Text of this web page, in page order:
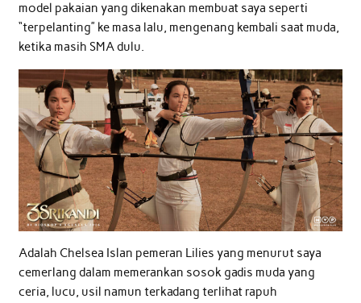
model pakaian yang dikenakan membuat saya seperti
“terpelanting” ke masa lalu, mengenang kembali saat muda,
ketika masih SMA dulu.
Adalah Chelsea Islan pemeran Lilies yang menurut saya
cemerlang dalam memerankan sosok gadis muda yang
ceria, lucu, usil namun terkadang terlihat rapuh